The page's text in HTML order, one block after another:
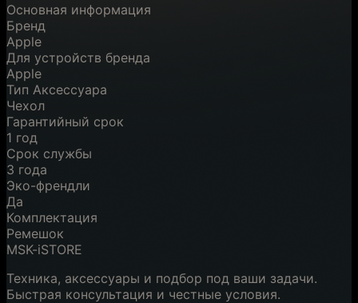
Основная информация
Бренд
Apple
Для устройств бренда
Apple
Тип Аксессуара
Чехол
Гарантийный срок
1 год
Срок службы
3 года
Эко-френдли
Да
Комплектация
Ремешок
MSK-iSTORE
Техника, аксессуары и подбор под ваши задачи.
Быстрая консультация и честные условия.